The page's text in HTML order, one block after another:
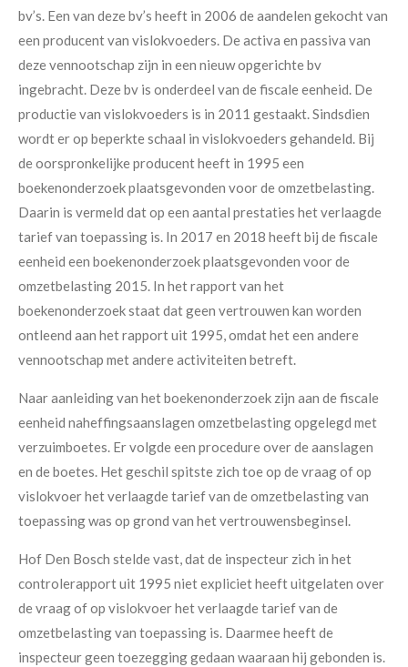
bv’s. Een van deze bv’s heeft in 2006 de aandelen gekocht van
een producent van vislokvoeders. De activa en passiva van
deze vennootschap zijn in een nieuw opgerichte bv
ingebracht. Deze bv is onderdeel van de fiscale eenheid. De
productie van vislokvoeders is in 2011 gestaakt. Sindsdien
wordt er op beperkte schaal in vislokvoeders gehandeld. Bij
de oorspronkelijke producent heeft in 1995 een
boekenonderzoek plaatsgevonden voor de omzetbelasting.
Daarin is vermeld dat op een aantal prestaties het verlaagde
tarief van toepassing is. In 2017 en 2018 heeft bij de fiscale
eenheid een boekenonderzoek plaatsgevonden voor de
omzetbelasting 2015. In het rapport van het
boekenonderzoek staat dat geen vertrouwen kan worden
ontleend aan het rapport uit 1995, omdat het een andere
vennootschap met andere activiteiten betreft.
Naar aanleiding van het boekenonderzoek zijn aan de fiscale
eenheid naheffingsaanslagen omzetbelasting opgelegd met
verzuimboetes. Er volgde een procedure over de aanslagen
en de boetes. Het geschil spitste zich toe op de vraag of op
vislokvoer het verlaagde tarief van de omzetbelasting van
toepassing was op grond van het vertrouwensbeginsel.
Hof Den Bosch stelde vast, dat de inspecteur zich in het
controlerapport uit 1995 niet expliciet heeft uitgelaten over
de vraag of op vislokvoer het verlaagde tarief van de
omzetbelasting van toepassing is. Daarmee heeft de
inspecteur geen toezegging gedaan waaraan hij gebonden is.